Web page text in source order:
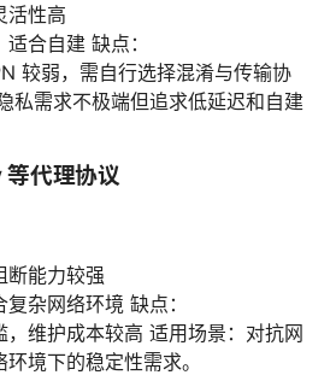
活性高
合自建 缺点：
较弱，需自行选择混淆与传输协
私需求不极端但追求低延迟和自建
代理协议
断能力较强
杂网络环境 缺点：
，维护成本较高 适用场景：对抗网
境下的稳定性需求。